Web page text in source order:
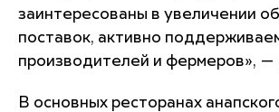
заинтересованы в увеличении
поставок, активно
производителей и фермеров», —
В основных ресторанах